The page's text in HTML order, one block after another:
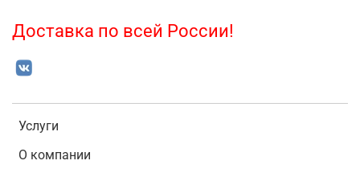
Услуги
О компании
Доставка по всей России!